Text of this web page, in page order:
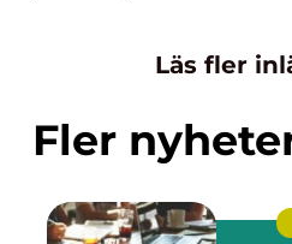
Läs fler
Fler